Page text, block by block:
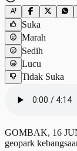
Suka
Marah
Sedih
Lucu
Tidak Suka
GOMBAK, 16
geopark